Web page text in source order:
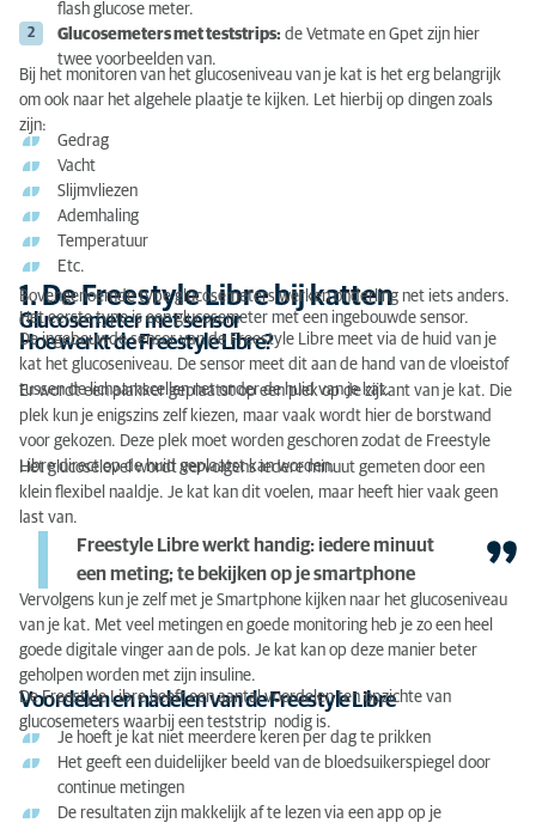
Glucosemeting: zelf prikken
Glucose prikken video
flash glucose meter.
Glucosemeters met teststrips: de Vetmate en Gpet zijn hier
twee voorbeelden van.
Bij het monitoren van het glucoseniveau van je kat is het erg belangrijk
om ook naar het algehele plaatje te kijken. Let hierbij op dingen zoals
zijn:
Gedrag
Vacht
Slijmvliezen
Ademhaling
Temperatuur
Etc.
1. De Freestyle Libre bij katten
Bovengenoemde type glucosemeters werken onderling net iets anders.
Glucosemeter met sensor
Het eerste type is een glucosemeter met een ingebouwde sensor.
Hoe werkt de Freestyle Libre?
De ingebouwde sensor van de Freestyle Libre meet via de huid van je
kat het glucoseniveau. De sensor meet dit aan de hand van de vloeistof
tussen de lichaamscellen net onder de huid van je kat.
Er wordt een plakker geplaatst op een plek op de zijkant van je kat. Die
plek kun je enigszins zelf kiezen, maar vaak wordt hier de borstwand
voor gekozen. Deze plek moet worden geschoren zodat de Freestyle
Libre direct op de huid geplaatst kan worden.
Het glucoselevel wordt vervolgens iedere minuut gemeten door een
klein flexibel naaldje. Je kat kan dit voelen, maar heeft hier vaak geen
last van.
Freestyle Libre werkt handig: iedere minuut
een meting; te bekijken op je smartphone
Vervolgens kun je zelf met je Smartphone kijken naar het glucoseniveau
van je kat. Met veel metingen en goede monitoring heb je zo een heel
goede digitale vinger aan de pols. Je kat kan op deze manier beter
geholpen worden met zijn insuline.
Voordelen en nadelen van de Freestyle Libre
De Freestyle Libre heeft een aantal voordelen ten opzichte van
glucosemeters waarbij een teststrip nodig is.
Je hoeft je kat niet meerdere keren per dag te prikken
Het geeft een duidelijker beeld van de bloedsuikerspiegel door
continue metingen
De resultaten zijn makkelijk af te lezen via een app op je